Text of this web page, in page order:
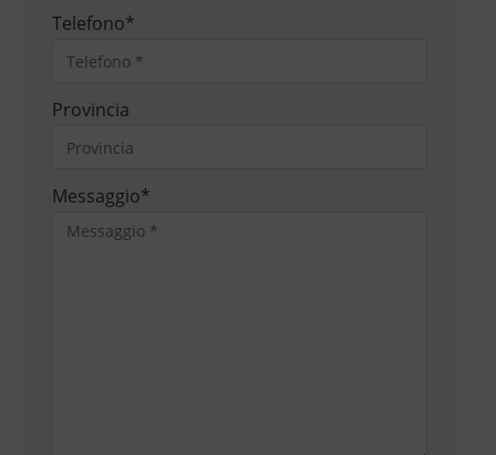
Telefono*
Provincia
Messaggio*